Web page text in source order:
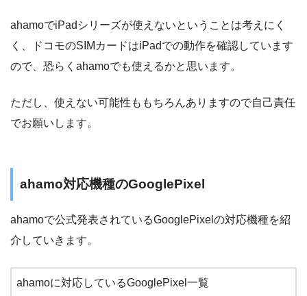
ahamoでiPadシリーズが使えないということは考えにく
く、ドコモのSIMカードはiPadでの動作を確認しています
ので、恐らくahamoでも使えるかと思います。
ただし、使えない可能性ももちろんありますので自己責任
でお願いします。
ahamo対応機種のGooglePixel
ahamoで公式発表されているGooglePixelの対応機種を紹
介していきます。
ahamoに対応しているGooglePixel一覧